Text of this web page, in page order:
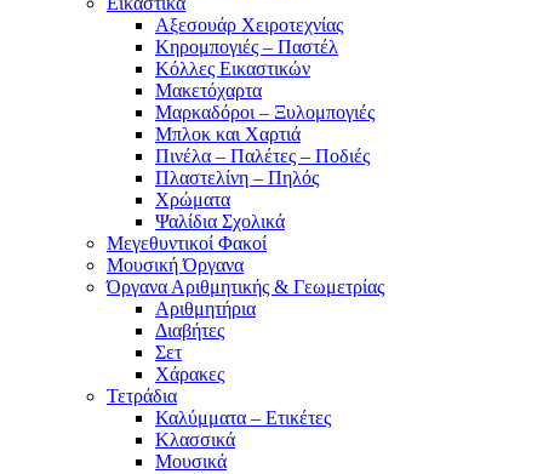
Αξεσουάρ Χειροτεχνίας
Κηρομπογιές – Παστέλ
Κόλλες Εικαστικών
Μακετόχαρτα
Μαρκαδόροι – Ξυλομπογιές
Μπλοκ και Χαρτιά
Πινέλα – Παλέτες – Ποδιές
Πλαστελίνη – Πηλός
Χρώματα
Ψαλίδια Σχολικά
Μεγεθυντικοί Φακοί
Μουσική Όργανα
Όργανα Αριθμητικής & Γεωμετρίας
Αριθμητήρια
Διαβήτες
Σετ
Χάρακες
Τετράδια
Καλύμματα – Ετικέτες
Κλασσικά
Μουσικά